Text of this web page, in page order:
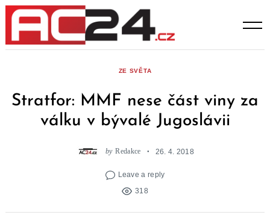
Skip
content
ZE SVĚTA
Stratfor: MMF nese část viny za
válku v bývalé Jugoslávii
by Redakce 26. 4. 2018
Leave a reply
318